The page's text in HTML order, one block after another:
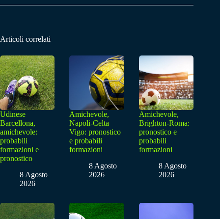
Articoli correlati
Udinese
Barcellona,
amichevole:
probabili
formazioni e
pronostico
8 Agosto
2026
Amichevole,
Napoli-Celta
Vigo: pronostico
e probabili
formazioni
8 Agosto
2026
Amichevole,
Brighton-Roma:
pronostico e
probabili
formazioni
8 Agosto
2026